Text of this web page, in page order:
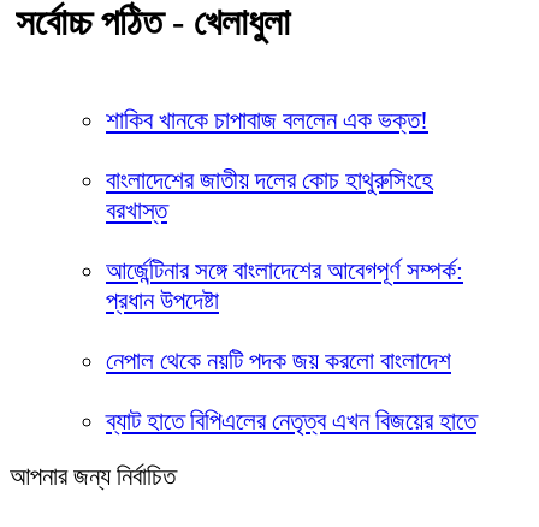
সর্বোচ্চ পঠিত - খেলাধুলা
শাকিব খানকে চাপাবাজ বললেন এক ভক্ত!
বাংলাদেশের জাতীয় দলের কোচ হাথুরুসিংহে
বরখাস্ত
আর্জেন্টিনার সঙ্গে বাংলাদেশের আবেগপূর্ণ সম্পর্ক:
প্রধান উপদেষ্টা
নেপাল থেকে নয়টি পদক জয় করলো বাংলাদেশ
ব্যাট হাতে বিপিএলের নেতৃত্ব এখন বিজয়ের হাতে
আপনার জন্য নির্বাচিত